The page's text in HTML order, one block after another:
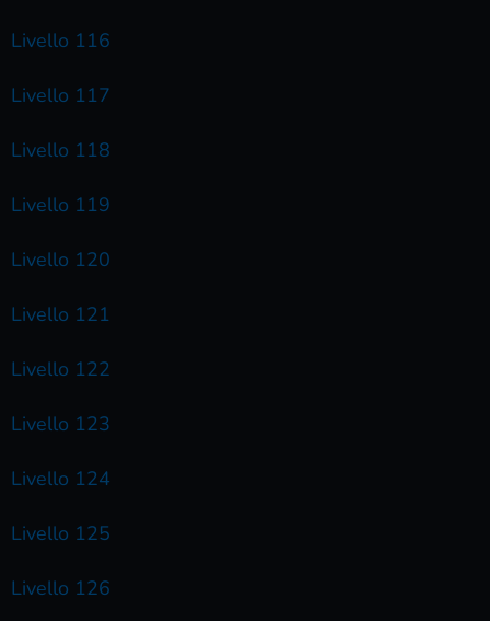
Livello 116
Livello 117
Livello 118
Livello 119
Livello 120
Livello 121
Livello 122
Livello 123
Livello 124
Livello 125
Livello 126